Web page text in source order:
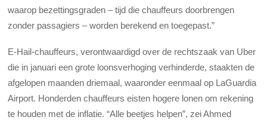
waarop bezettingsgraden – tijd die chauffeurs doorbrengen
zonder passagiers – worden berekend en toegepast.”
E-Hail-chauffeurs, verontwaardigd over de rechtszaak van Uber
die in januari een grote loonsverhoging verhinderde, staakten de
afgelopen maanden driemaal, waaronder eenmaal op LaGuardia
Airport. Honderden chauffeurs eisten hogere lonen om rekening
te houden met de inflatie. “Alle beetjes helpen”, zei Ahmed